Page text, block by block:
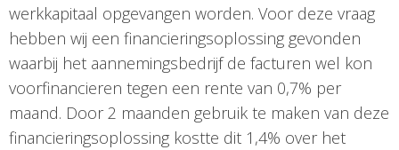
werkkapitaal opgevangen worden. Voor deze vraag
hebben wij een financieringsoplossing gevonden
waarbij het aannemingsbedrijf de facturen wel kon
voorfinancieren tegen een rente van 0,7% per
maand. Door 2 maanden gebruik te maken van deze
financieringsoplossing kostte dit 1,4% over het